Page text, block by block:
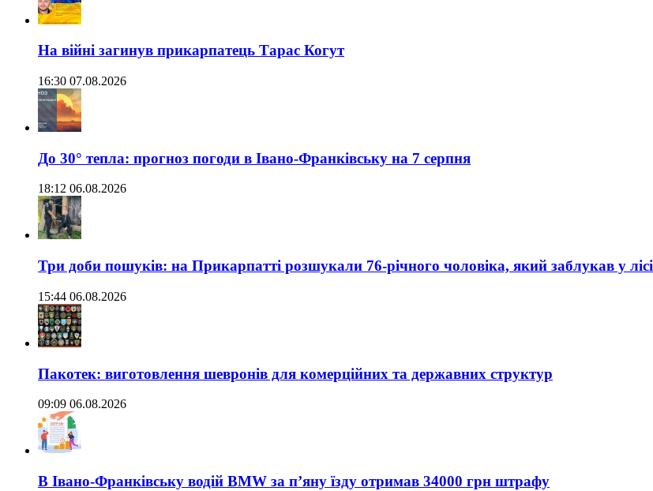
На війні загинув прикарпатець Тарас Когут
16:30 07.08.2026
До 30° тепла: прогноз погоди в Івано-Франківську на 7 серпня
18:12 06.08.2026
Три доби пошуків: на Прикарпатті розшукали 76-річного чоловіка, який заблукав у лісі
15:44 06.08.2026
Пакотек: виготовлення шевронів для комерційних та державних структур
09:09 06.08.2026
В Івано-Франківську водій BMW за п’яну їзду отримав 34000 грн штрафу